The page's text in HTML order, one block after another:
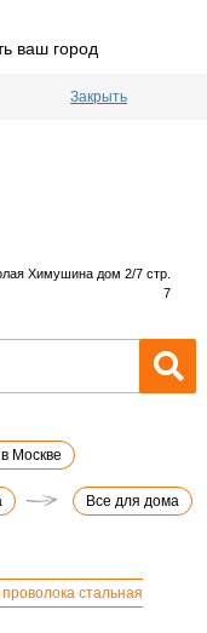
ваш город
Закрыть
Химушина дом 2/7 стр.
7
Москве
Все для дома
стальная